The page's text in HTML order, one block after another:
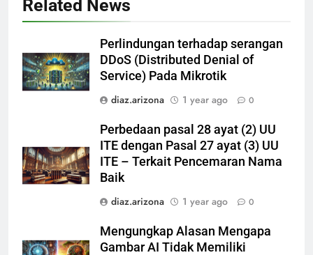
Related News
Perlindungan terhadap serangan
DDoS (Distributed Denial of
Service) Pada Mikrotik
diaz.arizona
1 year ago 0
Perbedaan pasal 28 ayat (2) UU
ITE dengan Pasal 27 ayat (3) UU
ITE – Terkait Pencemaran Nama
Baik
diaz.arizona
1 year ago 0
Mengungkap Alasan Mengapa
Gambar AI Tidak Memiliki